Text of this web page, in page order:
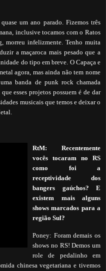
um ano parado. Fizemos três
inclusive tocamos com o Ratos
morreu infelizmente. Tenho muita
a maçaroca mais pesado que a
do tipo em breve. O Capaça e
agora, mas ainda não tem nome
banda de punk rock chamada
esses projetos possuem é de dar
musicais que temos e deixar o
RtM: Recentemente
vocês tocaram no RS
como foi a
receptividade dos
bangers gaúchos? E
existem mais alguns
shows marcados para a
região Sul?
Poney: Foram demais os
shows no RS! Demos um
role de pedalinho em
chinesa vegetariana e tivemos